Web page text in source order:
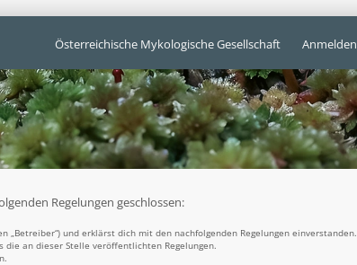
Österreichische Mykologische Gesellschaft Anmelden
Regelungen geschlossen:
„Betreiber“) und erklärst dich mit den nachfolgenden Regelungen einverstanden.
an dieser Stelle veröffentlichten Regelungen.